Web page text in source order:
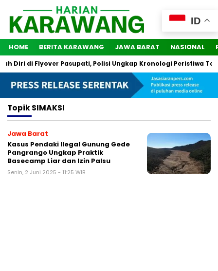
HOME BERITA KARAWANG JAWA BARAT NASIONAL
Diri di Flyover Pasupati, Polisi Ungkap Kronologi Peristiwa
TopikSIMAKSI
Jawa Barat
Kasus Pendaki Ilegal Gunung Gede
Pangrango Ungkap Praktik
Basecamp Liar dan Izin Palsu
Senin, 2 Juni 2025 - 11:25 WIB
ID